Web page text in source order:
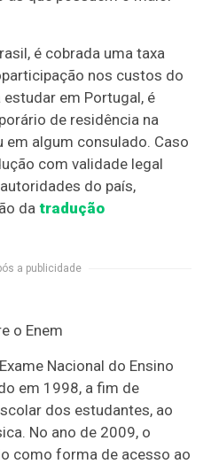
é cobrada uma taxa
nos custos do
em Portugal, é
de residência na
em algum consulado. Caso
com validade legal
do país,
datradução
a publicidade
o Enem
Nacional do Ensino
em 1998, a fim de
dos estudantes, ao
No ano de 2009, o
como forma de acesso ao